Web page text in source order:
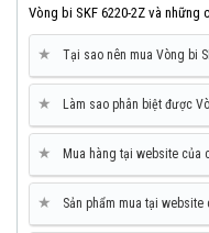
Vòng bi SKF 6220-2Z và những
★ Tại sao nên mua Vòng bi
★ Làm sao phân biệt được
★ Mua hàng tại website của
★ Sản phẩm mua tại website